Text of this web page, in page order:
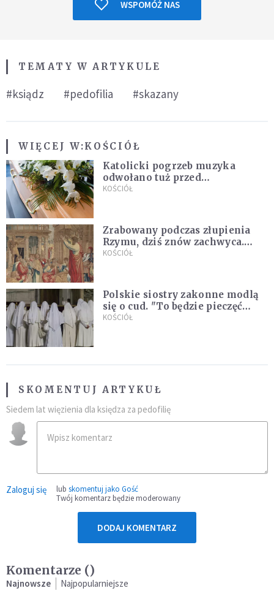
WSPOMÓŻ NAS
TEMATY W ARTYKULE
#ksiądz #pedofilia #skazany
WIĘCEJ W:KOŚCIÓŁ
Katolicki pogrzeb muzyka
odwołano tuż przed
uroczystością. Powodem była
KOŚCIÓŁ
Zrabowany podczas złupienia
Rzymu, dziś znów zachwyca.
Wyjątkowy arras w Castel
KOŚCIÓŁ
Polskie siostry zakonne modlą
się o cud. "To będzie pieczęć
Pana Boga dla naszej wiary"
KOŚCIÓŁ
SKOMENTUJ ARTYKUŁ
Siedem lat więzienia dla księdza za pedofilię
Zaloguj się lub skomentuj jako Gość
Twój komentarz będzie moderowany
DODAJ KOMENTARZ
Komentarze ()
Najnowsze Najpopularniejsze